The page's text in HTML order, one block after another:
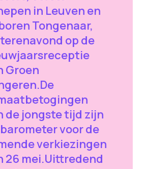
in Leuven en
Tongenaar,
op de
Groen
de jongste tijd zijn
voor de
verkiezingen
26 mei.Uittredend